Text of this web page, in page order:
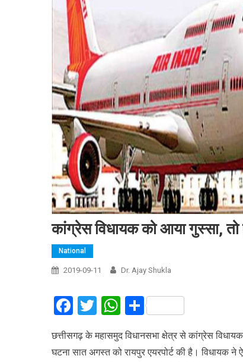
कांग्रेस विधायक को आया गुस्सा, तो
National
2019-09-11 Dr. Ajay Shukla
Facebook
TwitterWhatsApp
Share
छत्तीसगढ़ के महासमुद विधानसभा क्षेत्र से कांग्रेस
घटना सात अगस्त को रायपुर एयरपोर्ट की है। विधायक